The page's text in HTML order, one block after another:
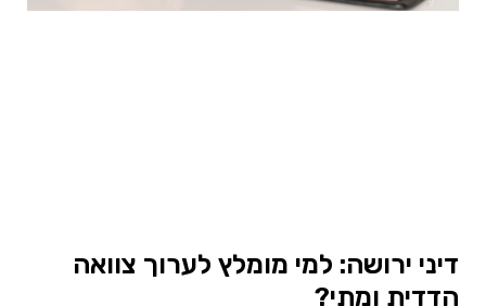
דיני ירושה: למי מומלץ לערוך צוואה
הדדית ומתי?